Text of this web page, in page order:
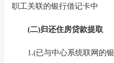
职工关联的银行借记卡中
(二)归还住房贷款提取
1.(已与中心系统联网的